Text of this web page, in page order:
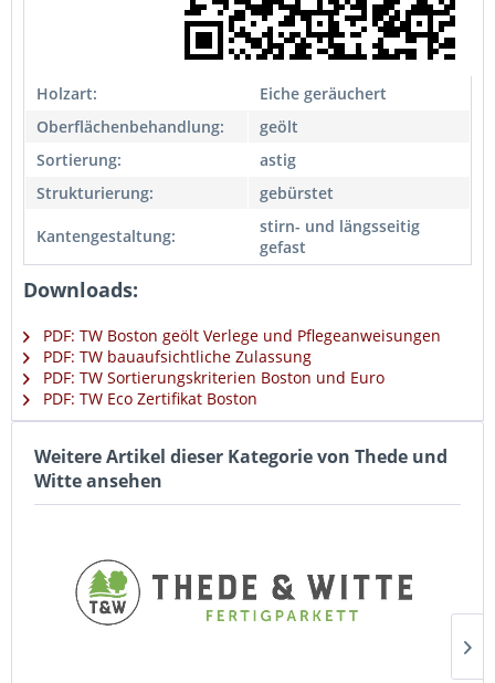
Holzart:
Eiche geräuchert
Oberflächenbehandlung:
geölt
Sortierung:
astig
Strukturierung:
gebürstet
Kantengestaltung:
stirn- und längsseitig
gefast
Downloads:
PDF: TW Boston geölt Verlege und Pflegeanweisungen
PDF: TW bauaufsichtliche Zulassung
PDF: TW Sortierungskriterien Boston und Euro
PDF: TW Eco Zertifikat Boston
Weitere Artikel dieser Kategorie von Thede und
Witte ansehen